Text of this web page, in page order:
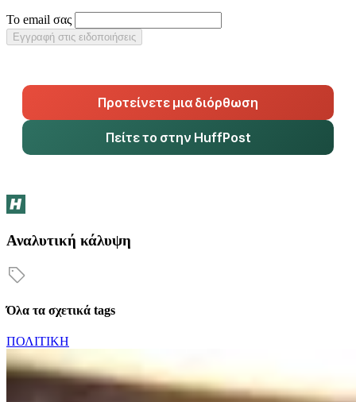
Το email σας
Εγγραφή στις ειδοποιήσεις
Προτείνετε μια διόρθωση
Πείτε το στην HuffPost
Αναλυτική κάλυψη
Όλα τα σχετικά tags
ΠΟΛΙΤΙΚΗ